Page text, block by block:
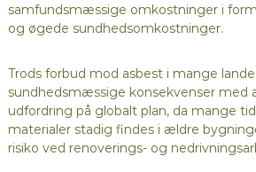
samfundsmæssige omkostninger i
og øgede sundhedsomkostninger.
Trods forbud mod asbest i mange
sundhedsmæssige konsekvenser med
udfordring på globalt plan, da mange
materialer stadig findes i ældre
risiko ved renoverings- og